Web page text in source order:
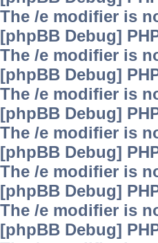
The /e modifier is
[phpBB Debug]
The /e modifier is
[phpBB Debug]
The /e modifier is
[phpBB Debug]
The /e modifier is
[phpBB Debug]
The /e modifier is
[phpBB Debug]
The /e modifier is
[phpBB Debug]